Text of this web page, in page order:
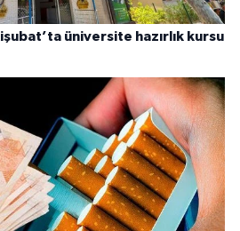
üniversite hazırlık kursu